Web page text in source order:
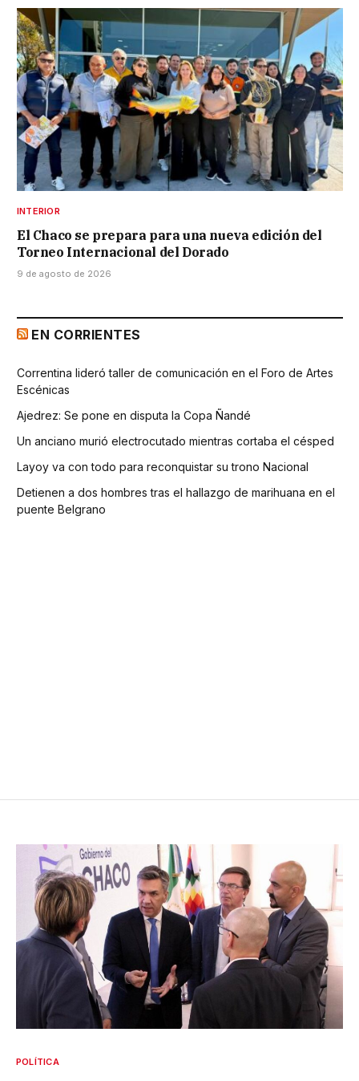
INTERIOR
El Chaco se prepara para una nueva edición del
Torneo Internacional del Dorado
9 de agosto de 2026
EN CORRIENTES
Correntina lideró taller de comunicación en el Foro de Artes
Escénicas
Ajedrez: Se pone en disputa la Copa Ñandé
Un anciano murió electrocutado mientras cortaba el césped
Layoy va con todo para reconquistar su trono Nacional
Detienen a dos hombres tras el hallazgo de marihuana en el
puente Belgrano
POLÍTICA